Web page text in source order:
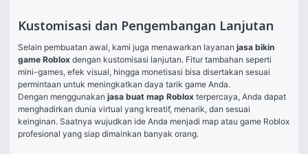
Kustomisasi dan Pengembangan Lanjutan
Selain pembuatan awal, kami juga menawarkan layanan jasa bikin
game Roblox dengan kustomisasi lanjutan. Fitur tambahan seperti
mini-games, efek visual, hingga monetisasi bisa disertakan sesuai
permintaan untuk meningkatkan daya tarik game Anda.
Dengan menggunakan jasa buat map Roblox terpercaya, Anda dapat
menghadirkan dunia virtual yang kreatif, menarik, dan sesuai
keinginan. Saatnya wujudkan ide Anda menjadi map atau game Roblox
profesional yang siap dimainkan banyak orang.